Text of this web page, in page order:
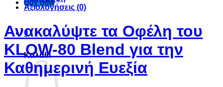
Buy now
0
Καλάθι
Αξιολογήσεις (0)
Ανακαλύψτε τα Οφέλη του
KLOW-80 Blend για την
Καθημερινή Ευεξία